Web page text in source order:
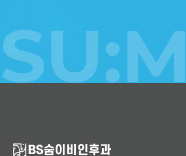
SU:M